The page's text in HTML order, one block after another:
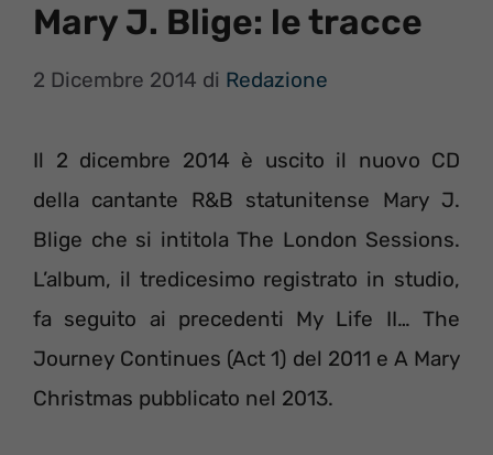
Mary J. Blige: le tracce
2 Dicembre 2014 di Redazione
Il 2 dicembre 2014 è uscito il nuovo CD
della cantante R&B statunitense Mary J.
Blige che si intitola The London Sessions.
L’album, il tredicesimo registrato in studio,
fa seguito ai precedenti My Life II… The
Journey Continues (Act 1) del 2011 e A Mary
Christmas pubblicato nel 2013.